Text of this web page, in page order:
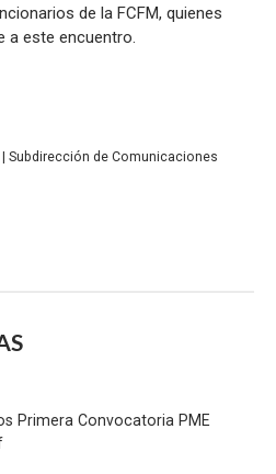
de la FCFM, quienes
a este encuentro.
Subdirección de Comunicaciones
Primera Convocatoria PME